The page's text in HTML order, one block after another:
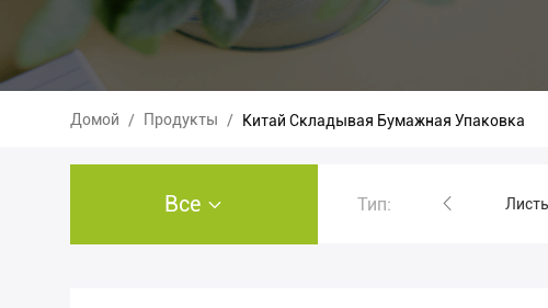
Домой / Продукты / Китай Складывая Бумажная Упаковка
Все Тип:
Крен камня бумажный